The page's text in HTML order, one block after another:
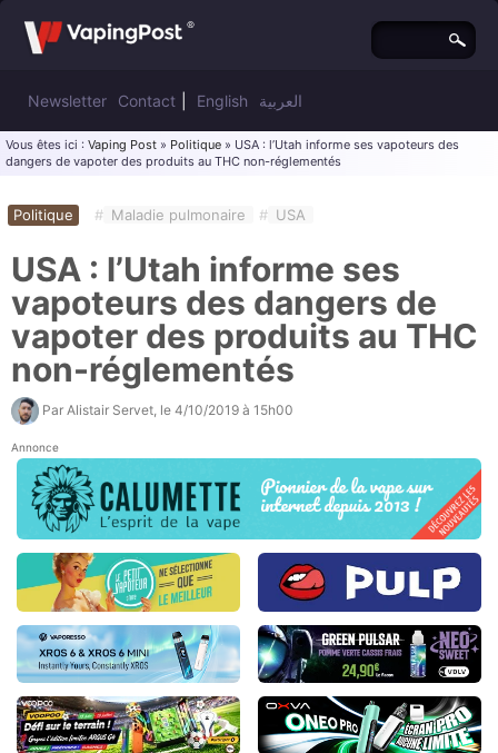
Newsletter Contact English العربية
Vous êtes ici : Vaping Post » Politique » USA : l’Utah informe ses vapoteurs des
dangers de vapoter des produits au THC non-réglementés
Politique # Maladie pulmonaire # USA
USA : l’Utah informe ses
vapoteurs des dangers de
vapoter des produits au THC
non-réglementés
Par Alistair Servet , le 4/10/2019 à 15h00
Annonce